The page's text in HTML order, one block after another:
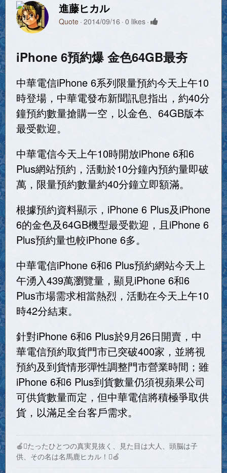
進藤ヒカル
Quote 2014/09/16 0 likes
iPhone 6預約爆 金色64GB最夯
中華電信iPhone 6系列限量預約今天上午10
時登場，中華電發布新聞訊息指出，約40分
鐘預約數量搶購一空，以金色、64GB版本
最受歡迎。
中華電信今天上午10時開放iPhone 6和6
Plus網站預約，活動於10分鐘內預約量即破
萬，限量預約數量約40分鐘立即額滿。
根據預約資料顯示，iPhone 6 Plus及iPhone
6的金色及64GB機型最受歡迎，且iPhone 6
Plus預約量也較iPhone 6多。
中華電信iPhone 6和6 Plus預約網站今天上
午湧入439萬瀏覽量，顯見iPhone 6和6
Plus市場需求相當熱烈，活動在今天上午10
時42分結束。
針對iPhone 6和6 Plus於9月26日開賣，中
華電信預約取貨門市已突破400家，並將視
預約及到貨情形彈性調整門市營業時間；雖
iPhone 6和6 Plus到貨數量仍須視蘋果公司
可供貨數量而定，但中華電信將積極爭取供
貨，以滿足全台客戶需求。
🍎たったひとつの真実見抜く、見た目は大人、頭脳は子
供、その名は名馬鹿ヒカル！🍏